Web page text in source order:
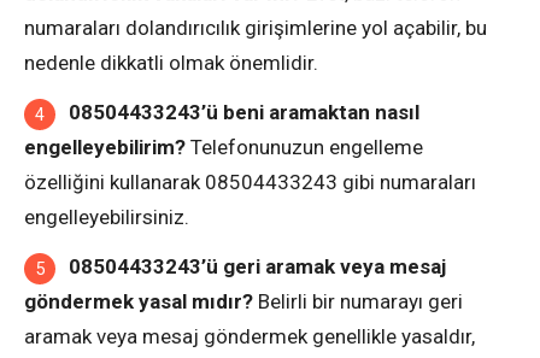
numaraları dolandırıcılık girişimlerine yol açabilir, bu
nedenle dikkatli olmak önemlidir.
08504433243’ü beni aramaktan nasıl
engelleyebilirim? Telefonunuzun engelleme
özelliğini kullanarak 08504433243 gibi numaraları
engelleyebilirsiniz.
08504433243’ü geri aramak veya mesaj
göndermek yasal mıdır? Belirli bir numarayı geri
aramak veya mesaj göndermek genellikle yasaldır,